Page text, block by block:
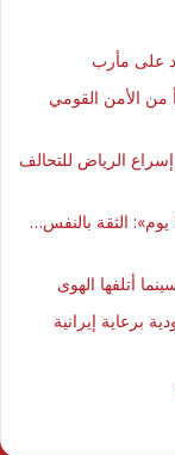
لايتجزأ من الأمن القومي
الرياض للتحالف
الإعلامية الجزائرية د.كريمة الشامي تكتب لـ «30 يوم»: الثقة بالنفس…
برعاية إيرانية